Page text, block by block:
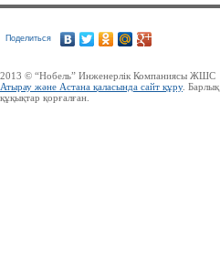
Поделиться
2013 © “Нобель” Инженерлік Компаниясы ЖШС
Атырау және Астана қаласында сайт құру. Барлық
құқықтар қорғалған.